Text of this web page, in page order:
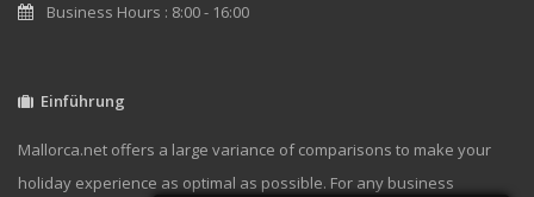
Business Hours : 8:00 - 16:00
Einführung
Mallorca.net offers a large variance of comparisons to make your
holiday experience as optimal as possible. For any business